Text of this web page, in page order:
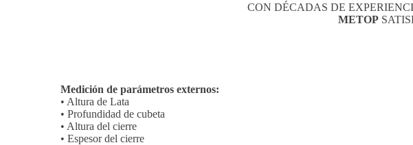
CON DÉCADAS DE
METOP
Medición de parámetros externos:
• Altura de Lata
• Profundidad de cubeta
• Altura del cierre
• Espesor del cierre